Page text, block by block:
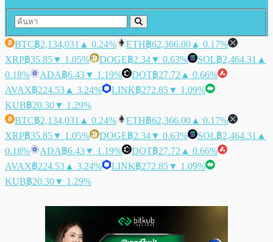
BTC฿2,134,031 ▲ 0.24% ETH฿62,366.00 ▲ 0.17%
XRP฿35.85▼ 1.05% DOGE฿2.34▼ 0.63% SOL฿2,464.31 ▲
0.18%
ADA฿6.43▼ 1.19% DOT฿27.72 ▲ 0.66%
AVAX฿224.53 ▲ 3.24% LINK฿272.85▼ 1.09%
KUB฿20.30▼ 1.29%
BTC฿2,134,031 ▲ 0.24% ETH฿62,366.00 ▲ 0.17%
XRP฿35.85▼ 1.05% DOGE฿2.34▼ 0.63% SOL฿2,464.31 ▲
0.18%
ADA฿6.43▼ 1.19% DOT฿27.72 ▲ 0.66%
AVAX฿224.53 ▲ 3.24% LINK฿272.85▼ 1.09%
KUB฿20.30▼ 1.29%